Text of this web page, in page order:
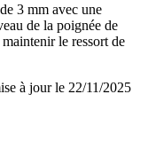
3 mm avec une
de la poignée de
le ressort de
à jour le 22/11/2025